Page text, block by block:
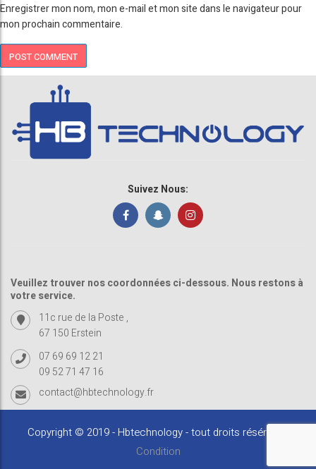
Enregistrer mon nom, mon e-mail et mon site dans le navigateur pour
mon prochain commentaire.
Suivez Nous:
Veuillez trouver nos coordonnées ci-dessous. Nous restons à
votre service.
11c rue de la Poste ,
67 150 Erstein
07 69 69 12 21
09 52 71 47 16
contact@hbtechnology.fr
Copyright © 2019 - Hbtechnology - tout droits résérvés -
Condition